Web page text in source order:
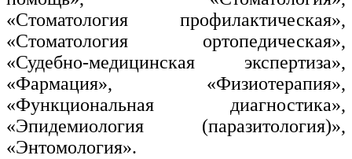
«Стоматология профилактическая»,
«Стоматология ортопедическая»,
«Судебно-медицинская экспертиза»,
«Фармация», «Физиотерапия»,
«Функциональная диагностика»,
«Эпидемиология (паразитология)»,
«Энтомология».